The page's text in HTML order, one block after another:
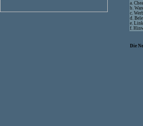
a.
b.
c.
d.
e.
f.
Die